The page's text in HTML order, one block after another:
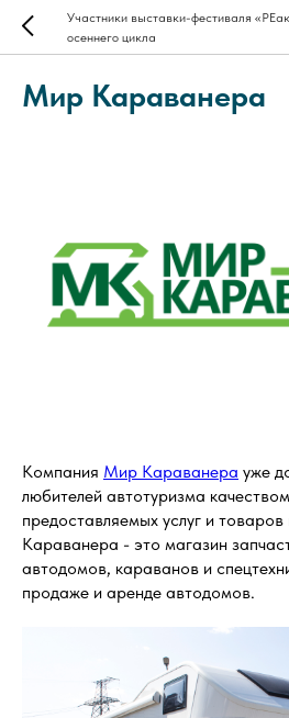
Участники выставки-фестиваля
осеннего цикла
Мир Караванера
Компания Мир Караванера уже
любителей автотуризма
предоставляемых услуг и
Караванера - это магазин
автодомов, караванов и
продаже и аренде автодомов.